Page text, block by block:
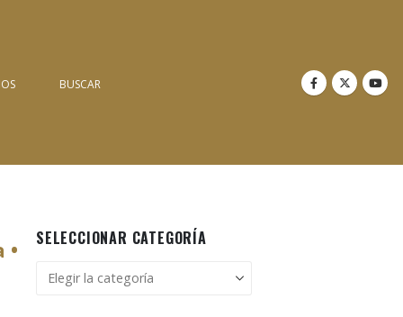
BUSCAR
•
SELECCIONAR CATEGORÍA
Seleccionar
categoría